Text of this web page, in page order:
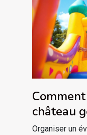
château
Organiser un